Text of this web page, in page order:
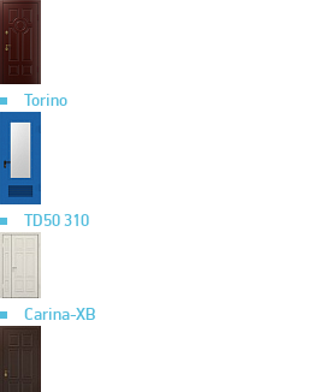
Torino
TD50 310
Carina-XB